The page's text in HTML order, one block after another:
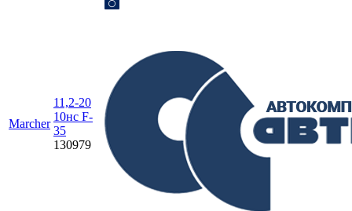
Marcher
11,2-20
10нс F-
35
130979